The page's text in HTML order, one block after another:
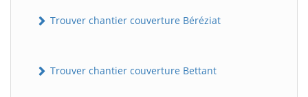
Trouver chantier couverture Béréziat
Trouver chantier couverture Bettant